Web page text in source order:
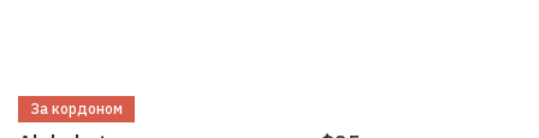
За кордоном